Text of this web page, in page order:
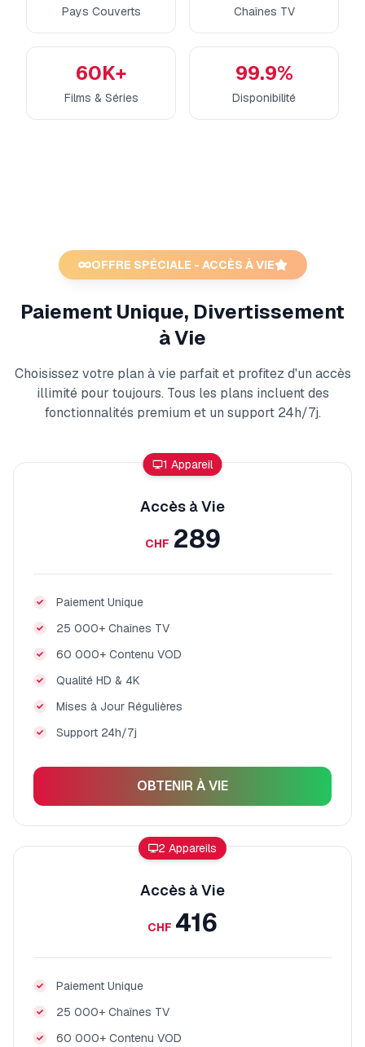
Pays Couverts Chaînes TV
60K+
Films & Séries
99.9%
Disponibilité
OFFRE SPÉCIALE - ACCÈS À VIE
Paiement Unique, Divertissement
à Vie
Choisissez votre plan à vie parfait et profitez d'un accès
illimité pour toujours. Tous les plans incluent des
fonctionnalités premium et un support 24h/7j.
1 Appareil
Accès à Vie
CHF 289
Paiement Unique
25 000+ Chaînes TV
60 000+ Contenu VOD
Qualité HD & 4K
Mises à Jour Régulières
Support 24h/7j
OBTENIR À VIE
2 Appareils
Accès à Vie
CHF 416
Paiement Unique
25 000+ Chaînes TV
60 000+ Contenu VOD